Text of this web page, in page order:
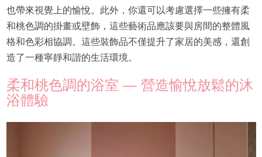
也帶來視覺上的愉悅。此外，你還可以考慮選擇一些擁有柔
和桃色調的掛畫或壁飾，這些藝術品應該要與房間的整體風
格和色彩相協調。這些裝飾品不僅提升了家居的美感，還創
造了一種寧靜和諧的生活環境。
柔和桃色調的浴室 — 營造愉悅放鬆的沐
浴體驗